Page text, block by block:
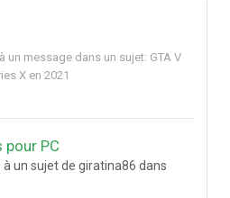
un message dans un sujet: GTA V
X en 2021
PC
à un sujet de giratina86 dans